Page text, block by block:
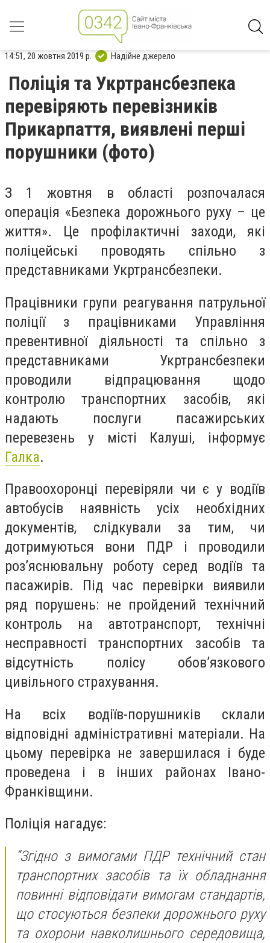
14:51, 20 жовтня 2019 р. Надійне джерело
Поліція та Укртрансбезпека
перевіряють перевізників
Прикарпаття, виявлені перші
порушники (фото)
З 1 жовтня в області розпочалася
операція «Безпека дорожнього руху – це
життя». Це профілактичні заходи, які
поліцейські проводять спільно з
представниками Укртрансбезпеки.
Працівники групи реагування патрульної
поліції з працівниками Управління
превентивної діяльності та спільно з
представниками Укртрансбезпеки
проводили відпрацювання щодо
контролю транспортних засобів, які
надають послуги пасажирських
перевезень у місті Калуші, інформує
Галка.
Правоохоронці перевіряли чи є у водіїв
автобусів наявність усіх необхідних
документів, слідкували за тим, чи
дотримуються вони ПДР і проводили
роз’яснювальну роботу серед водіїв та
пасажирів. Під час перевірки виявили
ряд порушень: не пройдений технічний
контроль на автотранспорт, технічні
несправності транспортних засобів та
відсутність полісу обов’язкового
цивільного страхування.
На всіх водіїв-порушників склали
відповідні адміністративні матеріали. На
цьому перевірка не завершилася і буде
проведена і в інших районах Івано-
Франківщини.
Поліція нагадує:
“Згідно з вимогами ПДР технічний стан
транспортних засобів та їх обладнання
повинні відповідати вимогам стандартів,
що стосуються безпеки дорожнього руху
та охорони навколишнього середовища,